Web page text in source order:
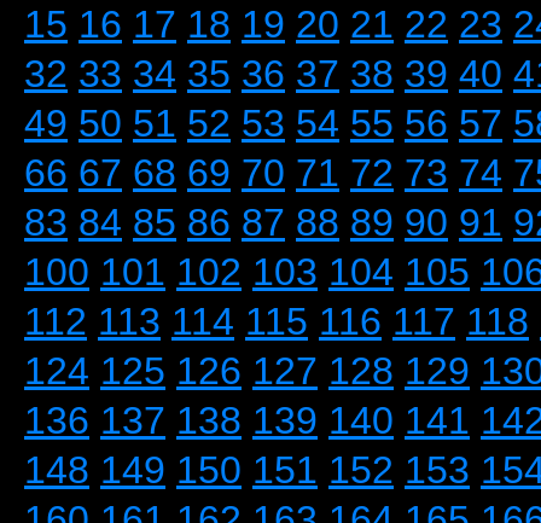
15 16 17 18 19 20 21 22 23
32 33 34 35 36 37 38 39 40
49 50 51 52 53 54 55 56 57
66 67 68 69 70 71 72 73 74
83 84 85 86 87 88 89 90 91
100 101 102 103 104 105
112 113 114 115 116 117 118
124 125 126 127 128 129
136 137 138 139 140 141
148 149 150 151 152 153